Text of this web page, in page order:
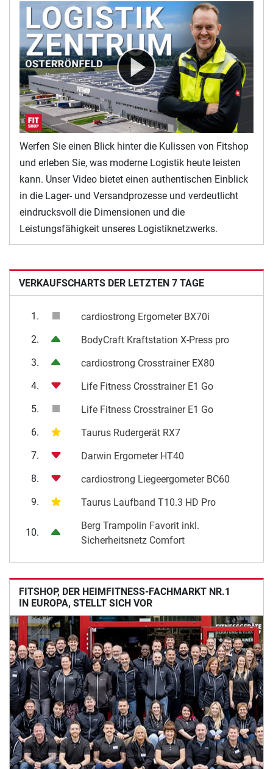
Werfen Sie einen Blick hinter die Kulissen von Fitshop
und erleben Sie, was moderne Logistik heute leisten
kann. Unser Video bietet einen authentischen Einblick
in die Lager- und Versandprozesse und verdeutlicht
eindrucksvoll die Dimensionen und die
Leistungsfähigkeit unseres Logistiknetzwerks.
VERKAUFSCHARTS DER LETZTEN 7 TAGE
1.
cardiostrong Ergometer BX70i
2.
BodyCraft Kraftstation X-Press pro
3.
cardiostrong Crosstrainer EX80
4.
Life Fitness Crosstrainer E1 Go
5.
Life Fitness Crosstrainer E1 Go
6.
Taurus Rudergerät RX7
7.
Darwin Ergometer HT40
8.
cardiostrong Liegeergometer BC60
9.
Taurus Laufband T10.3 HD Pro
10.
Berg Trampolin Favorit inkl.
Sicherheitsnetz Comfort
FITSHOP, DER HEIMFITNESS-FACHMARKT NR.1
IN EUROPA, STELLT SICH VOR